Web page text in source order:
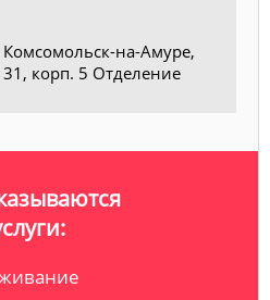
на-Амуре,
корп. 5 Отделение